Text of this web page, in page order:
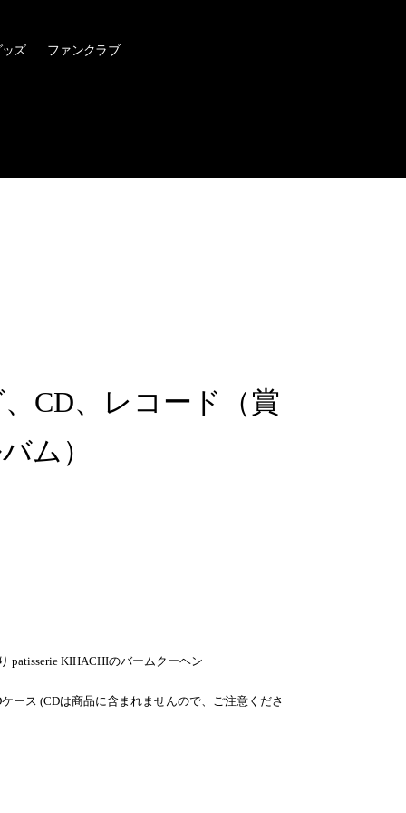
ズ ファンクラブ
CD、レコード（賞
ム）
patisserie KIHACHIのバームクーヘン
ース (CDは商品に含まれませんので、ご注意くださ